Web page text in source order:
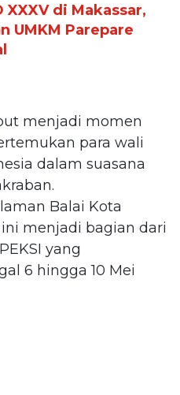
XXXV di Makassar,
UMKM Parepare
menjadi momen
para wali
dalam suasana
Balai Kota
menjadi bagian dari
yang
6 hingga 10 Mei